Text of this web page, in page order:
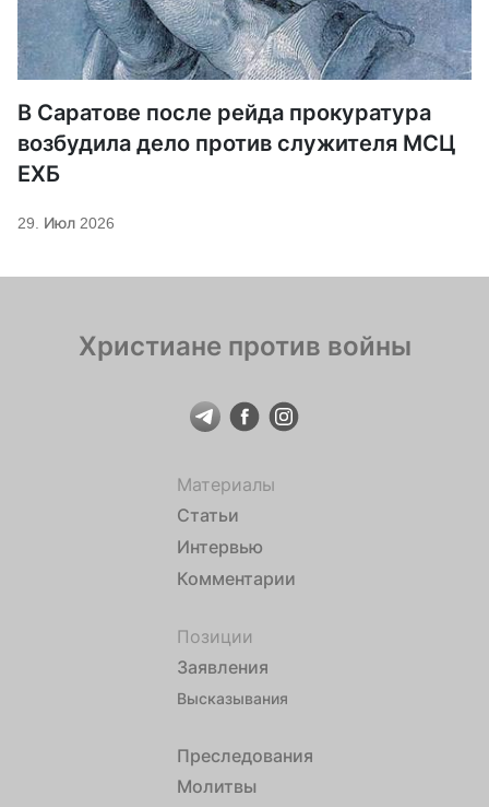
В Саратове после рейда прокуратура
возбудила дело против служителя МСЦ
ЕХБ
29. Июл 2026
Христиане против войны
Материалы
Статьи
Интервью
Комментарии
Позиции
Заявления
Высказывания
Преследования
Молитвы